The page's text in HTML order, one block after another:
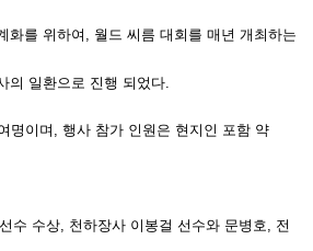
화를 위하여, 월드 씨름 대회를 매년 개최하는
의 일환으로 진행 되었다.
명이며, 행사 참가 인원은 현지인 포함 약
수 수상, 천하장사 이봉걸 선수와 문병호, 전